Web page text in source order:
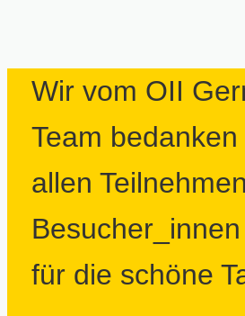
Wir vom OII
Team
allen
für die schöne